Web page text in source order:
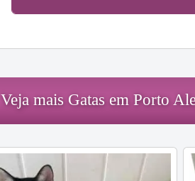
Veja mais Gatas em Porto